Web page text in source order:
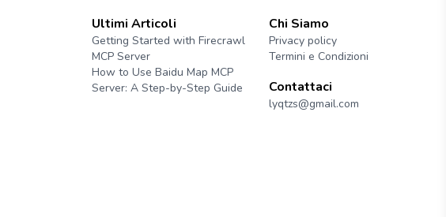
Ultimi Articoli
Getting Started with Firecrawl
MCP Server
How to Use Baidu Map MCP
Server: A Step-by-Step Guide
Chi Siamo
Privacy policy
Termini e Condizioni
Contattaci
lyqtzs@gmail.com